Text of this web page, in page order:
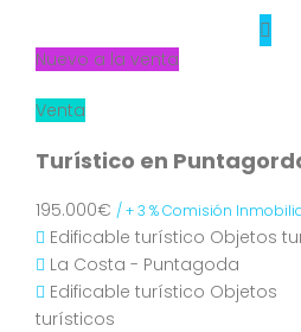
Nuevo a la venta
Venta
Turístico en
195.000€ / + 3 % Comisión
Edificable turístico Objetos
La Costa - Puntagoda
Edificable turístico Objetos
turísticos